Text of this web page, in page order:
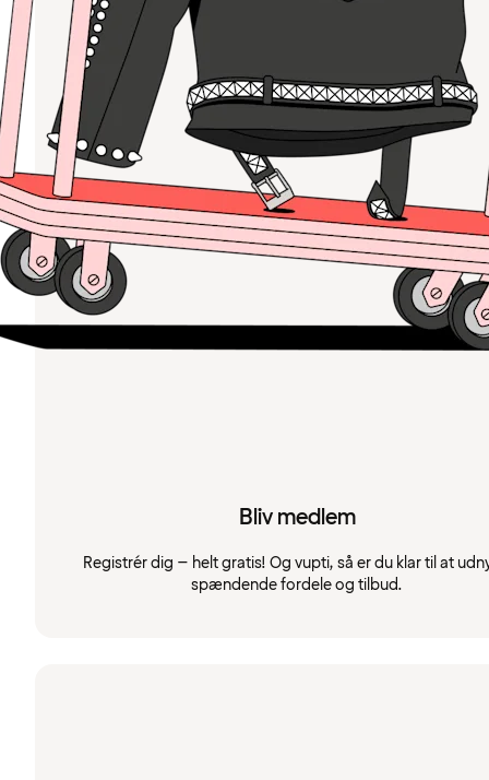
Bliv medlem
Registrér dig – helt gratis! Og vupti, så er du klar til at
spændende fordele og tilbud.